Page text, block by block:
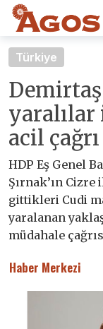
Türkiye
acil çağrı
HDP Eş Genel
Şırnak’ın
gittikleri Cudi
yaralanan
müdahale
Haber Merkezi